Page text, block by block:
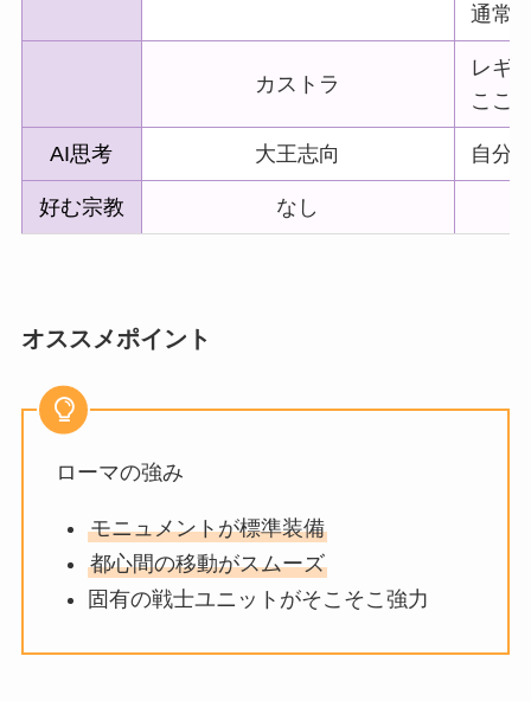
通常
カストラ
レギ
ここ
AI思考 大王志向 自分
好む宗教 なし
オススメポイント
ローマの強み
モニュメントが標準装備
都心間の移動がスムーズ
固有の戦士ユニットがそこそこ強力